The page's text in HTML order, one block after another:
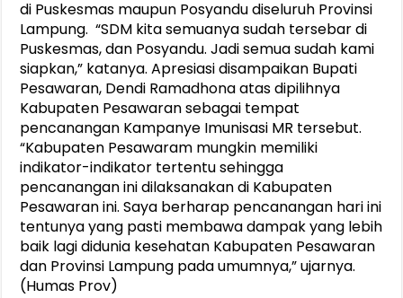
di Puskesmas maupun Posyandu diseluruh Provinsi
Lampung. “SDM kita semuanya sudah tersebar di
Puskesmas, dan Posyandu. Jadi semua sudah kami
siapkan,” katanya. Apresiasi disampaikan Bupati
Pesawaran, Dendi Ramadhona atas dipilihnya
Kabupaten Pesawaran sebagai tempat
pencanangan Kampanye Imunisasi MR tersebut.
“Kabupaten Pesawaram mungkin memiliki
indikator-indikator tertentu sehingga
pencanangan ini dilaksanakan di Kabupaten
Pesawaran ini. Saya berharap pencanangan hari ini
tentunya yang pasti membawa dampak yang lebih
baik lagi didunia kesehatan Kabupaten Pesawaran
dan Provinsi Lampung pada umumnya,” ujarnya.
(Humas Prov)